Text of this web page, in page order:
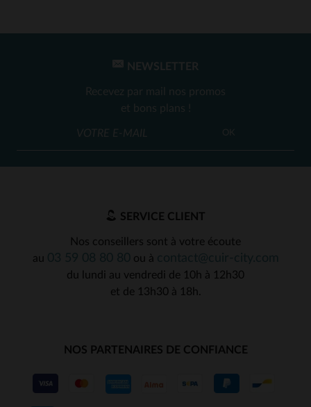
TAILLES DISPONIBLES TAILLES DISPONIBLES
NEWSLETTER
Recevez par mail nos promos
et bons plans !
OK
SERVICE CLIENT
Nos conseillers sont à votre écoute
au
ou à
du lundi au vendredi de 10h à 12h30
et de 13h30 à 18h.
NOS PARTENAIRES DE CONFIANCE